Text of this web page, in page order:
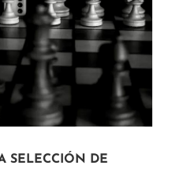
SELECCIÓN DE